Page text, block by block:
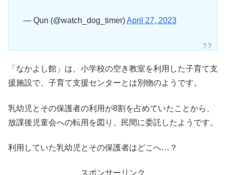
— Qun (@watch_dog_timer)April 27, 2023
「なかよし館」は、小学校の空き教室を利用した子育て支
援施設で、子育て支援センターとは別物のようです。
乳幼児とその保護者の利用が8割を占めていたことから、
放課後児童会への転用を図り、民間に委託したようです。
利用していた乳幼児とその保護者はどこへ…？
スポンサーリンク